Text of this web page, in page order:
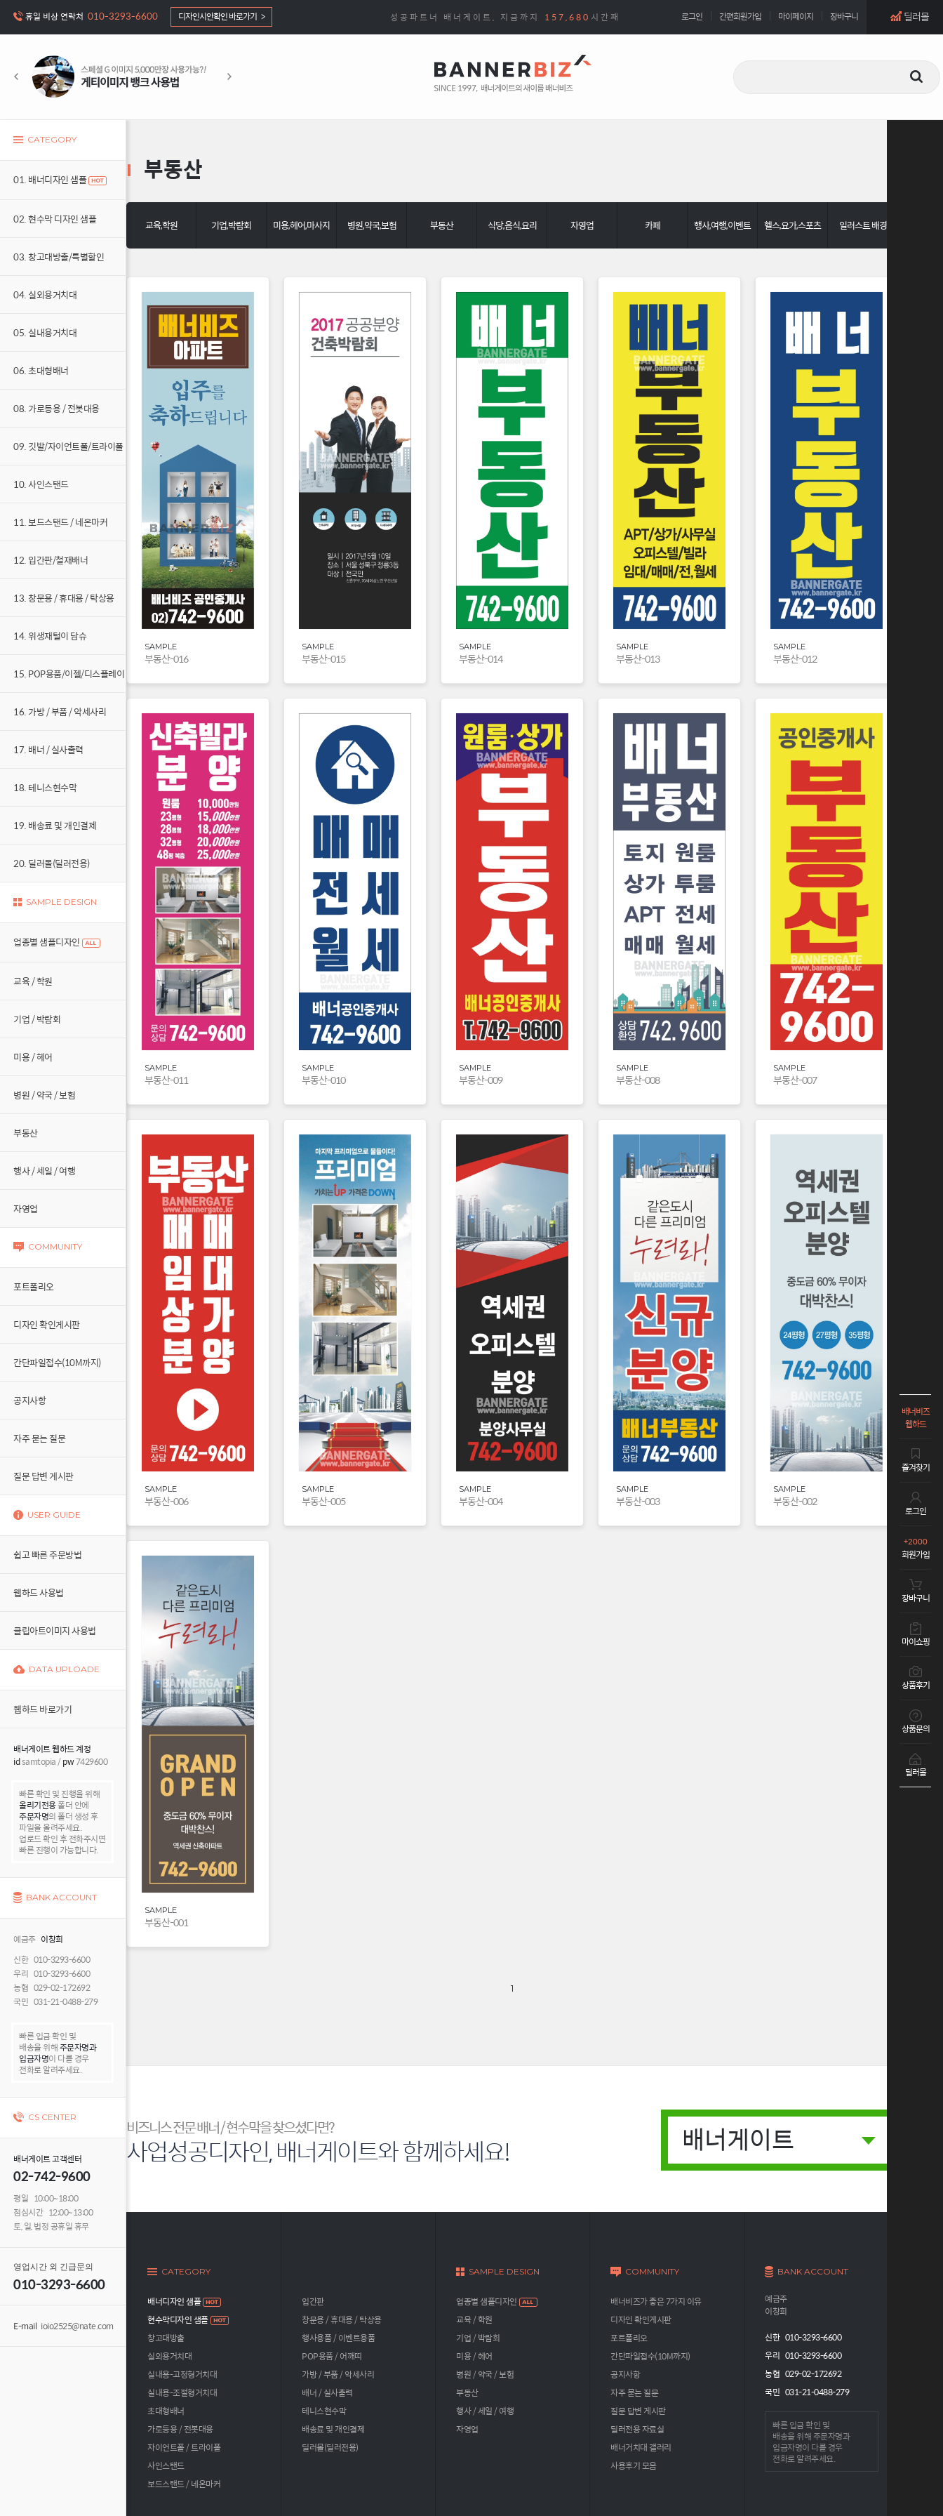
배너비즈
웹하드
즐겨찾기
로그인
+2000
회원가입
장바구니
마이쇼핑
상품후기
상품문의
딜러몰
CATEGORY
01. 배너디자인 샘플
02. 현수막 디자인 샘플
03. 창고대방출/특별할인
04. 실외용거치대
05. 실내용거치대
06. 초대형배너
08. 가로등용 / 전봇대용
09. 깃발/자이언트폴/트라이폴
10. 사인스탠드
11. 보드스탠드 / 네온마커
12. 입간판/철재배너
13. 창문용 / 휴대용 / 탁상용
14. 위생재털이 담슈
15. POP용품/이젤/디스플레이
16. 가방 / 부품 / 악세사리
17. 배너 / 실사출력
18. 테니스현수막
19. 배송료 및 개인결제
20. 딜러몰(딜러전용)
SAMPLE DESIGN
업종별 샘플디자인
교육 / 학원
기업 / 박람회
미용 / 헤어
병원 / 약국 / 보험
부동산
행사 / 세일 / 여행
자영업
COMMUNITY
포트폴리오
디자인 확인게시판
간단파일접수(10M까지)
공지사항
자주 묻는 질문
질문 답변 게시판
USER GUIDE
쉽고 빠른 주문방법
웹하드 사용법
클립아트이미지 사용법
DATA UPLOADE
웹하드 바로가기
배너게이트 웹하드 계정
idsamtopia /pw7429600
빠른 확인 및 진행을 위해
올리기전용폴더 안에
주문자명의 폴더 생성 후
파일을 올려주세요.
업로드 확인 후 전화주시면
빠른 진행이 가능합니다.
BANK ACCOUNT
예금주이창희
신한 010-3293-6600
우리 010-3293-6600
농협 029-02-172692
국민 031-21-0488-279
빠른 입금 확인 및
배송을 위해주문자명과
입금자명이 다를 경우
전화로 알려주세요.
CS CENTER
배너게이트 고객센터
02-742-9600
평일 10:00~18:00
점심시간 12:00~13:00
토, 일, 법정 공휴일 휴무
영업시간 외 긴급문의
010-3293-6600
E-mail ioio2525@nate.com
휴일 비상 연락처 010-3293-6600 디자인시안확인 바로가기 > 성공파트너 배너게이트, 지금까지 157,680 시간째 로그인 간편회원가입 마이페이지 장바구니 딜러몰
부동산
교육,학원 기업,박람회 미용,헤어,마사지 병원,약국,보험 부동산 식당,음식,요리 자영업 카페 행사,여행,이벤트 헬스,요가,스포츠 일러스트 배경
SAMPLE
부동산-016
SAMPLE
부동산-015
SAMPLE
부동산-014
SAMPLE
부동산-013
SAMPLE
부동산-012
SAMPLE
부동산-011
SAMPLE
부동산-010
SAMPLE
부동산-009
SAMPLE
부동산-008
SAMPLE
부동산-007
SAMPLE
부동산-006
SAMPLE
부동산-005
SAMPLE
부동산-004
SAMPLE
부동산-003
SAMPLE
부동산-002
SAMPLE
부동산-001
1
비즈니스 전문 배너 / 현수막을 찾으셨다면?
사업성공디자인, 배너게이트와 함께하세요! 배너게이트
CATEGORY
배너디자인 샘플
현수막디자인 샘플
창고대방출
실외용거치대
실내용-고정형거치대
실내용-조절형거치대
초대형배너
가로등용 / 전봇대용
자이언트폴 / 트라이폴
사인스탠드
보드스탠드 / 네온마커
입간판
창문용 / 휴대용 / 탁상용
행사용품 / 이벤트용품
POP용품 / 어깨띠
가방 / 부품 / 악세사리
배너 / 실사출력
테니스현수막
배송료 및 개인결제
딜러몰(딜러전용)
SAMPLE DESIGN
업종별 샘플디자인
교육 / 학원
기업 / 박람회
미용 / 헤어
병원 / 약국 / 보험
부동산
행사 / 세일 / 여행
자영업
COMMUNITY
배너비즈가 좋은 7가지 이유
디자인 확인게시판
포트폴리오
간단파일접수(10M까지)
공지사항
자주 묻는 질문
질문 답변 게시판
딜러전용 자료실
배너거치대 갤러리
사용후기 모음
BANK ACCOUNT
예금주
이창희
신한 010-3293-6600
우리 010-3293-6600
농협 029-02-172692
국민 031-21-0488-279
빠른 입금 확인 및
배송을 위해주문자명과
입금자명이 다를 경우
전화로 알려주세요.